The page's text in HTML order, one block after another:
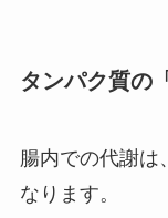
タンパク質の
腸内での代謝は
なります。